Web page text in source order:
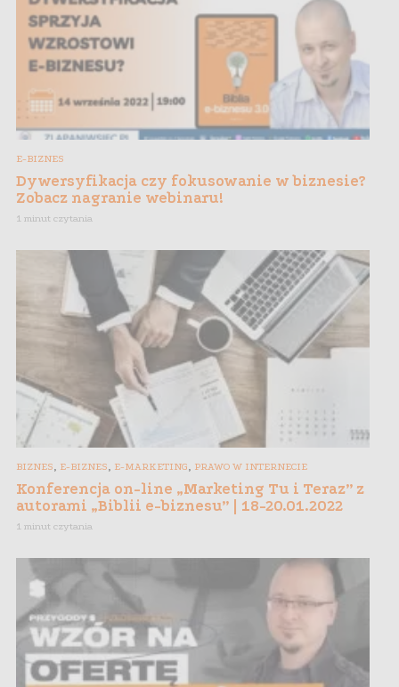
E-BIZNES
Dywersyfikacja czy fokusowanie w biznesie?
Zobacz nagranie webinaru!
1 minut czytania
BIZNES, E-BIZNES, E-MARKETING, PRAWO W INTERNECIE
Konferencja on-line „Marketing Tu i Teraz” z
autorami „Biblii e-biznesu” | 18-20.01.2022
1 minut czytania